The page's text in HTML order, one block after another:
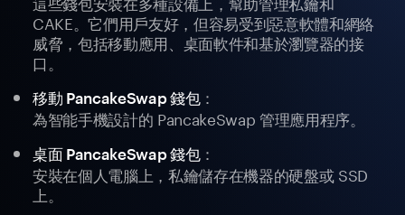
CAKE。它們用戶友好，但容易受到惡意軟體和網絡
威脅，包括移動應用、桌面軟件和基於瀏覽器的接
口。
移動 PancakeSwap 錢包：
為智能手機設計的 PancakeSwap 管理應用程序。
桌面 PancakeSwap 錢包：
安裝在個人電腦上，私鑰儲存在機器的硬盤或 SSD
上。